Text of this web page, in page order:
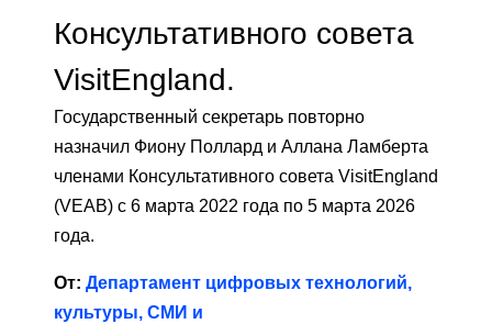
Консультативного совета
VisitEngland.
Государственный секретарь повторно
назначил Фиону Поллард и Аллана Ламберта
членами Консультативного совета VisitEngland
(VEAB) с 6 марта 2022 года по 5 марта 2026
года.
От: Департамент цифровых технологий,
культуры, СМИ и